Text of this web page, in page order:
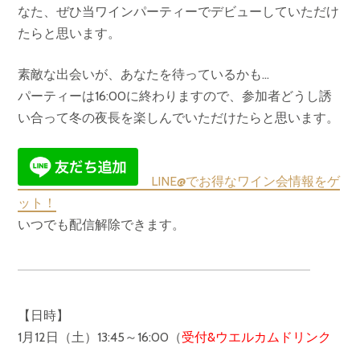
なた、ぜひ当ワインパーティーでデビューしていただけ
たらと思います。
素敵な出会いが、あなたを待っているかも…
パーティーは16:00に終わりますので、参加者どうし誘
い合って冬の夜長を楽しんでいただけたらと思います。
LINE@でお得なワイン会情報をゲ
ット！
いつでも配信解除できます。
【日時】
1月12日（土）13:45～16:00（受付&ウエルカムドリンク